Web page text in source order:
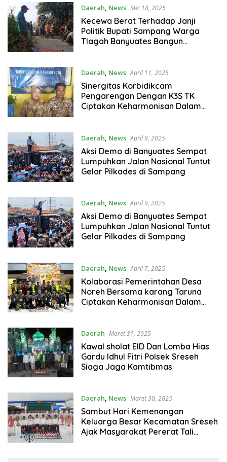
Daerah, News Mei 18, 2025
Kecewa Berat Terhadap Janji
Politik Bupati Sampang Warga
Tlagah Banyuates Bangun
Daerah, News April 11, 2025
Sinergitas Korbidikcam
Pengarengan Dengan K3S TK
Ciptakan Keharmonisan Dalam
Daerah News April 9, 2025
Aksi Demo di Banyuates Sempat
Lumpuhkan Jalan Nasional Tuntut
Gelar Pilkades di Sampang
Daerah, News April 9, 2025
Aksi Demo di Banyuates Sempat
Lumpuhkan Jalan Nasional Tuntut
Gelar Pilkades di Sampang
Daerah News April 7, 2025
Kolaborasi Pemerintahan Desa
Noreh Bersama karang Taruna
Ciptakan Keharmonisan Dalam
Daerah Maret 31, 2025
Kawal sholat EID Dan Lomba Hias
Gardu Idhul Fitri Polsek Sreseh
Siaga Jaga Kamtibmas
Daerah, News Maret 30, 2025
Sambut Hari Kemenangan
Keluarga Besar Kecamatan Sreseh
Ajak Masyarakat Pererat Tali